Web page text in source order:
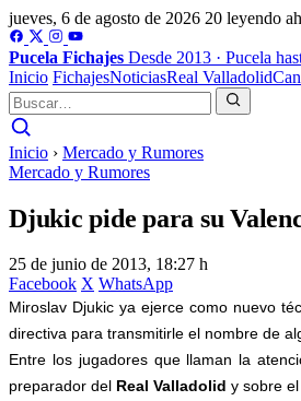
jueves, 6 de agosto de 2026 20 leyendo
Pucela Fichajes Desde 2013 · Pucela
Inicio FichajesNoticiasReal Valladolid
Inicio › Mercado y Rumores
Mercado y Rumores
Djukic pide para su
25 de junio de 2013, 18:27 h
Facebook X WhatsApp
Miroslav Djukic ya ejerce como nuevo
directiva para transmitirle el nombre de
Entre los jugadores que llaman la
preparador del Real Valladolid y sobre